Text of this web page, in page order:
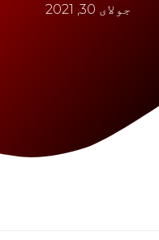
جولای 30, 2021